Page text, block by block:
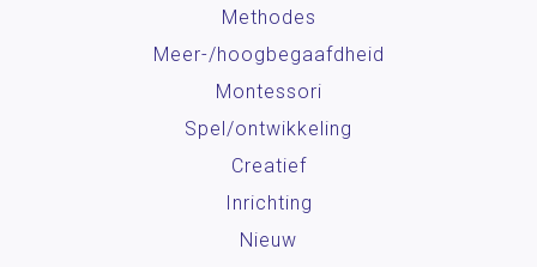
Methodes
Meer-/hoog­begaafdheid
Montessori
Spel/ontwikkeling
Creatief
Inrichting
Nieuw